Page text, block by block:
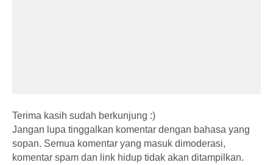
Terima kasih sudah berkunjung :)
Jangan lupa tinggalkan komentar dengan bahasa yang
sopan. Semua komentar yang masuk dimoderasi,
komentar spam dan link hidup tidak akan ditampilkan.